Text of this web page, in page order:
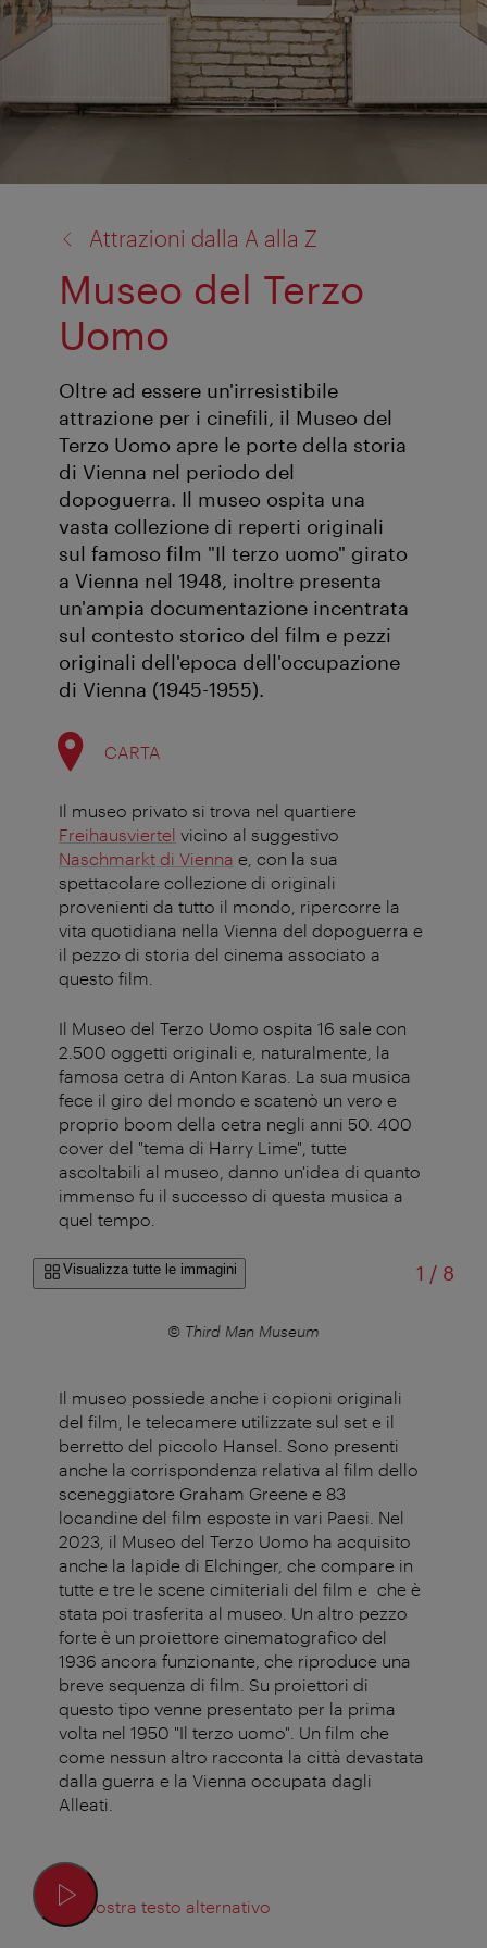
Attrazioni dalla A alla Z
Museo del Terzo
Uomo
Oltre ad essere un'irresistibile
attrazione per i cinefili, il Museo del
Terzo Uomo apre le porte della storia
di Vienna nel periodo del
dopoguerra. Il museo ospita una
vasta collezione di reperti originali
sul famoso film "Il terzo uomo" girato
a Vienna nel 1948, inoltre presenta
un'ampia documentazione incentrata
sul contesto storico del film e pezzi
originali dell'epoca dell'occupazione
di Vienna (1945-1955).
CARTA
Il museo privato si trova nel quartiere
Freihausviertel vicino al suggestivo
Naschmarkt di Vienna e, con la sua
spettacolare collezione di originali
provenienti da tutto il mondo, ripercorre la
vita quotidiana nella Vienna del dopoguerra e
il pezzo di storia del cinema associato a
questo film.
Il Museo del Terzo Uomo ospita 16 sale con
2.500 oggetti originali e, naturalmente, la
famosa cetra di Anton Karas. La sua musica
fece il giro del mondo e scatenò un vero e
proprio boom della cetra negli anni 50. 400
cover del "tema di Harry Lime", tutte
ascoltabili al museo, danno un'idea di quanto
immenso fu il successo di questa musica a
quel tempo.
Visualizza tutte le immagini 1 /di
8
© Third Man Museum
Il museo possiede anche i copioni originali
del film, le telecamere utilizzate sul set e il
berretto del piccolo Hansel. Sono presenti
anche la corrispondenza relativa al film dello
sceneggiatore Graham Greene e 83
locandine del film esposte in vari Paesi. Nel
2023, il Museo del Terzo Uomo ha acquisito
anche la lapide di Elchinger, che compare in
tutte e tre le scene cimiteriali del film e che è
stata poi trasferita al museo. Un altro pezzo
forte è un proiettore cinematografico del
1936 ancora funzionante, che riproduce una
breve sequenza di film. Su proiettori di
questo tipo venne presentato per la prima
volta nel 1950 "Il terzo uomo". Un film che
come nessun altro racconta la città devastata
dalla guerra e la Vienna occupata dagli
Alleati.
Mostra testo alternativo